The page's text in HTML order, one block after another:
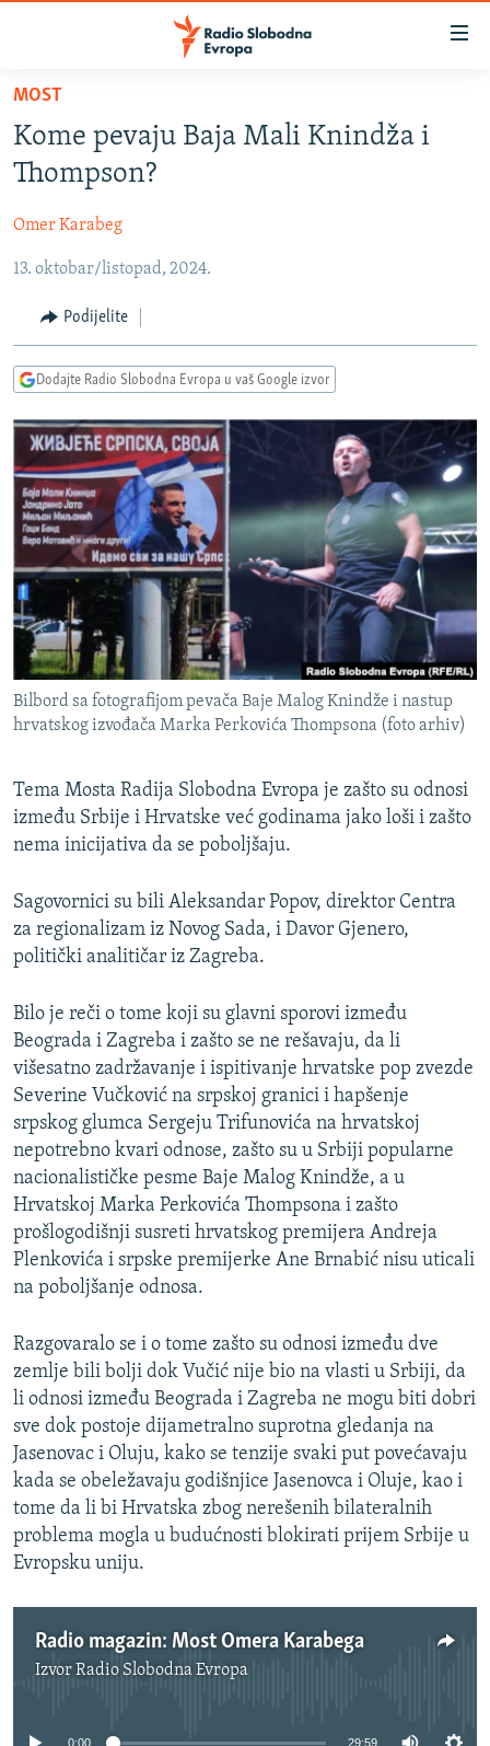
Pređite
glavni
sadržaj
na
navigaciju
Pređite
pretragu
BOSNA I HERCEGOVINA
KOSOVO
CRNA GORA
VIZUELNO
FOTOGALERIJE
INFOGRAFIKE
PODCASTI
RAT U UKRAJINI
KINA NA BALKANU
RSE PRIČE IZ SVIJETA
ISPRIČAJ MI
DNEVNO@RSE
SPECIJALI RSE
VIŠE OD NASLOVA
GENOCID U SREBRENICI
POPLAVE I KLIZIŠTA U BIH 2024.
POST SCRIPTUM
MOJA EVROPA
SVE KARTE DEJTONA
NASTANAK I RASPAD JUGOSLAVIJE
PRATITE NAS
MOST
Kome pevaju Baja Mali Knindža i
Thompson?
Omer Karabeg
13. oktobar/listopad, 2024.
Podijelite
Dodajte Radio Slobodna Evropa u vaš Google izvor
Bilbord sa fotografijom pevača Baje Malog Knindže i nastup
hrvatskog izvođača Marka Perkovića Thompsona (foto arhiv)
Tema Mosta Radija Slobodna Evropa je zašto su odnosi
između Srbije i Hrvatske već godinama jako loši i zašto
nema inicijativa da se poboljšaju.
Sagovornici su bili Aleksandar Popov, direktor Centra
za regionalizam iz Novog Sada, i Davor Gjenero,
politički analitičar iz Zagreba.
Bilo je reči o tome koji su glavni sporovi između
Beograda i Zagreba i zašto se ne rešavaju, da li
višesatno zadržavanje i ispitivanje hrvatske pop zvezde
Severine Vučković na srpskoj granici i hapšenje
srpskog glumca Sergeju Trifunovića na hrvatskoj
nepotrebno kvari odnose, zašto su u Srbiji popularne
nacionalističke pesme Baje Malog Knindže, a u
Hrvatskoj Marka Perkovića Thompsona i zašto
prošlogodišnji susreti hrvatskog premijera Andreja
Plenkovića i srpske premijerke Ane Brnabić nisu uticali
na poboljšanje odnosa.
Razgovaralo se i o tome zašto su odnosi između dve
zemlje bili bolji dok Vučić nije bio na vlasti u Srbiji, da
li odnosi između Beograda i Zagreba ne mogu biti dobri
sve dok postoje dijametralno suprotna gledanja na
Jasenovac i Oluju, kako se tenzije svaki put povećavaju
kada se obeležavaju godišnjice Jasenovca i Oluje, kao i
tome da li bi Hrvatska zbog nerešenih bilateralnih
problema mogla u budućnosti blokirati prijem Srbije u
Evropsku uniju.
Radio magazin: Most Omera Karabega
IzvorRadio Slobodna Evropa
No media source currently available
0:00 29:59